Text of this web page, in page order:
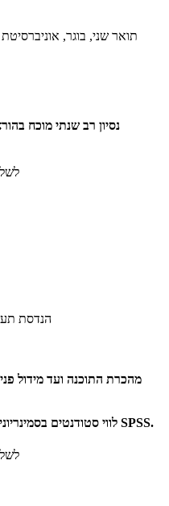
נסיון רב שנתי מוכח
הנדסת
לווי סטודנטים בסמינריונים מחקריים במדעי החברה כולל ניתוח SPSS.